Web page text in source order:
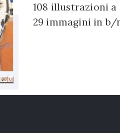
108 illustrazioni a
29 immagini in b/